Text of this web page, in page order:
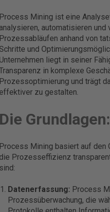
Process Mining ist eine
analysieren, automatisieren
Prozessabläufen anhand von
Schritte und
liegt in seiner
in komplexe
Prozessoptimierung und trägt
effektiver zu gestalten.
Die
Process Mining basiert auf den
die Prozesseffizienz
sind:
Datenerfassung: Process
Prozessüberwachung, die